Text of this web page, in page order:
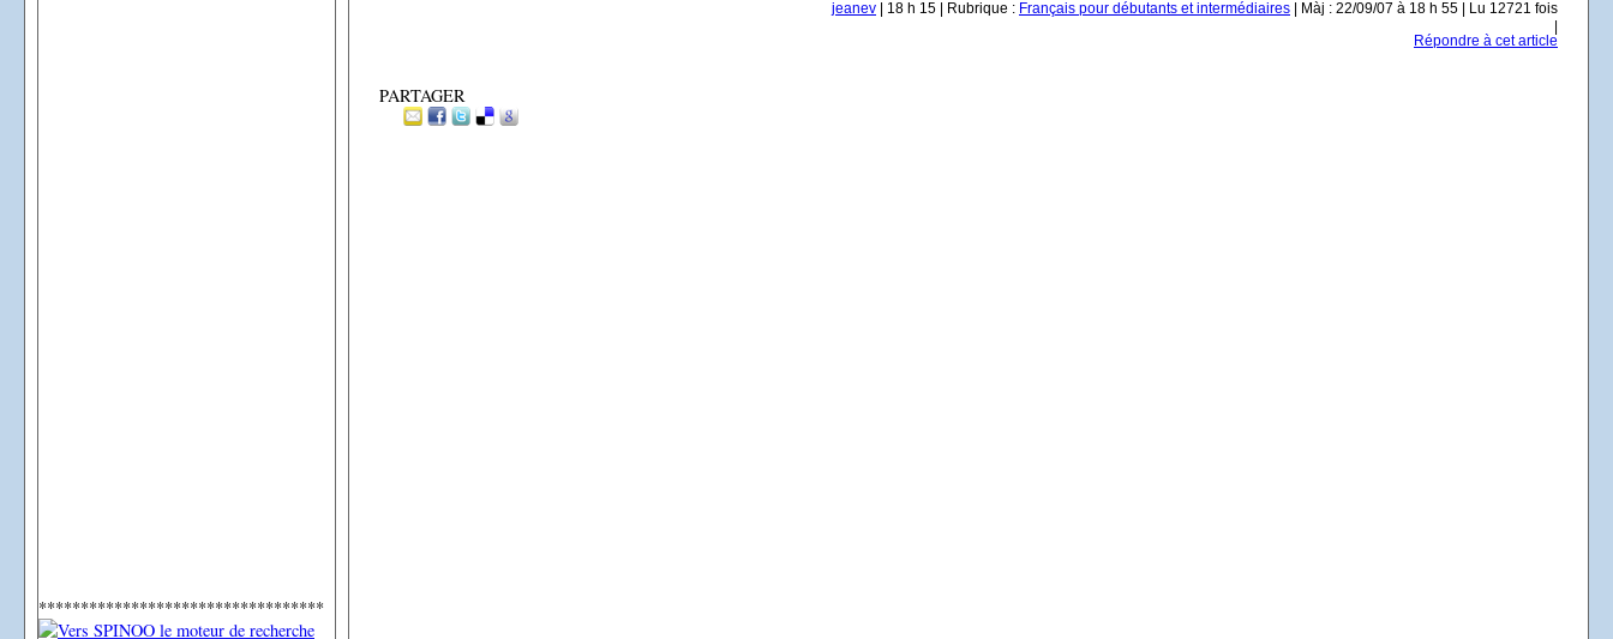
**********************************
jeanev | 18 h 15 | Rubrique : Français pour débutants et intermédiaires | Màj : 22/09/07 à 18 h 55 | Lu 12721 fois
Répondre à cet article
PARTAGER